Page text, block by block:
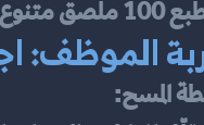
فعليًا على جهازك وفي إضاءة موقعك الحقيقي.
الموظف:
المسح: